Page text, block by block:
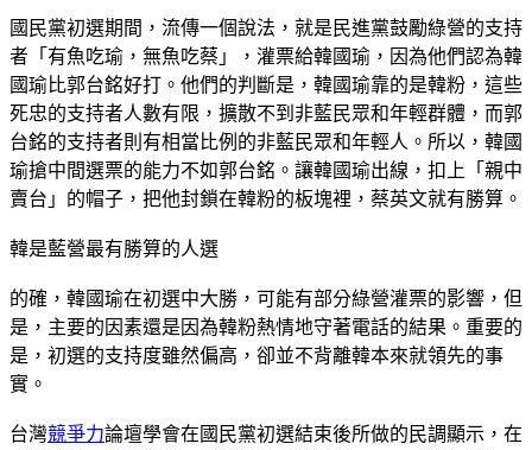
國民黨初選期間，流傳一個說法，就是民進黨鼓勵綠營的支持
者「有魚吃瑜，無魚吃蔡」，灌票給韓國瑜，因為他們認為韓
國瑜比郭台銘好打。他們的判斷是，韓國瑜靠的是韓粉，這些
死忠的支持者人數有限，擴散不到非藍民眾和年輕群體，而郭
台銘的支持者則有相當比例的非藍民眾和年輕人。所以，韓國
瑜搶中間選票的能力不如郭台銘。讓韓國瑜出線，扣上「親中
賣台」的帽子，把他封鎖在韓粉的板塊裡，蔡英文就有勝算。
韓是藍營最有勝算的人選
的確，韓國瑜在初選中大勝，可能有部分綠營灌票的影響，但
是，主要的因素還是因為韓粉熱情地守著電話的結果。重要的
是，初選的支持度雖然偏高，卻並不背離韓本來就領先的事
實。
台灣競爭力論壇學會在國民黨初選結束後所做的民調顯示，在